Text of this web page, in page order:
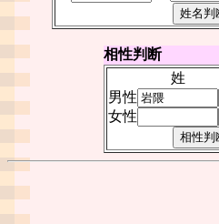
相性判断
姓
男性
女性